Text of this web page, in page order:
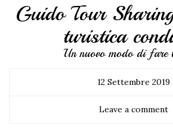
Guido Tour
turistica
Un nuovo modo di fare
12 Settembre 2019
Leave a comment